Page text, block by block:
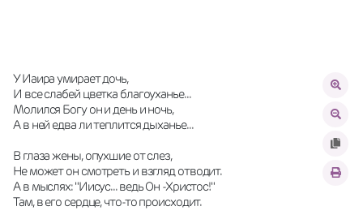
У Иаира умирает дочь,
И все слабей цветка благоуханье...
Молился Богу он и день и ночь,
А в ней едва ли теплится дыханье...
В глаза жены, опухшие от слез,
Не может он смотреть и взгляд отводит.
А в мыслях: "Иисус... ведь Он -Христос!"
Там, в его сердце, что-то происходит.